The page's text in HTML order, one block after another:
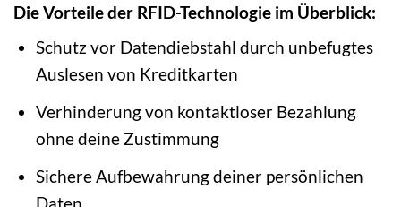
Die Vorteile der RFID-Technologie im Überblick:
Schutz vor Datendiebstahl durch unbefugtes
Auslesen von Kreditkarten
Verhinderung von kontaktloser Bezahlung
ohne deine Zustimmung
Sichere Aufbewahrung deiner persönlichen
Daten